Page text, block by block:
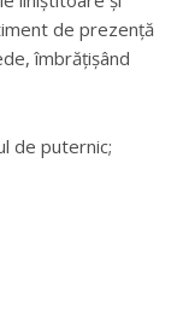
de prezență
îmbrățișând
de puternic;